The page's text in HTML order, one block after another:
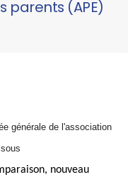
parents (APE)
générale de l'association
nouveau